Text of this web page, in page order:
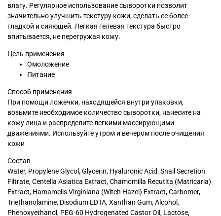
влагу. Регулярное использование сыворотки позволит
значительно улучшить текстуру кожи, сделать ее более
гладкой и сияющей. Легкая гелевая текстура быстро
впитывается, не перегружая кожу.
Цель применения
Омоложение
Питание
Способ применения
При помощи ложечки, находящейся внутри упаковки,
возьмите необходимое количество сыворотки, нанесите на
кожу лица и распределите легкими массирующими
движениями. Используйте утром и вечером после очищения
кожи
Состав
Water, Propylene Glycol, Glycerin, Hyaluronic Acid, Snail Secretion
Filtrate, Centella Asiatica Extract, Chamomilla Recutita (Matricaria)
Extract, Hamamelis Virginiana (Witch Hazel) Extract, Carbomer,
Triethanolamine, Disodium EDTA, Xanthan Gum, Alcohol,
Phenoxyethanol, PEG-60 Hydrogenated Castor Oil, Lactose,